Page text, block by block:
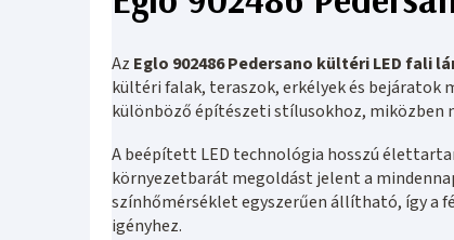
Az Eglo 902486 Pedersano kültéri LED fali
kültéri falak, teraszok, erkélyek és bejáratok
különböző építészeti stílusokhoz,
A beépített LED technológia hosszú
környezetbarát megoldást jelent a
színhőmérséklet egyszerűen állítható, így a
igényhez.